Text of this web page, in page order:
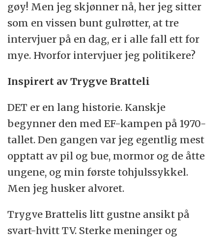
gøy! Men jeg skjønner nå, her jeg sitter
som en vissen bunt gulrøtter, at tre
intervjuer på en dag, er i alle fall ett for
mye. Hvorfor intervjuer jeg politikere?
Inspirert av Trygve Bratteli
DET er en lang historie. Kanskje
begynner den med EF-kampen på 1970-
tallet. Den gangen var jeg egentlig mest
opptatt av pil og bue, mormor og de åtte
ungene, og min første tohjulssykkel.
Men jeg husker alvoret.
Trygve Brattelis litt gustne ansikt på
svart-hvitt TV. Sterke meninger og